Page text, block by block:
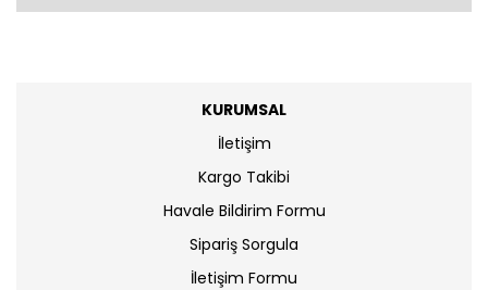
KURUMSAL
İletişim
Kargo Takibi
Havale Bildirim Formu
Sipariş Sorgula
İletişim Formu